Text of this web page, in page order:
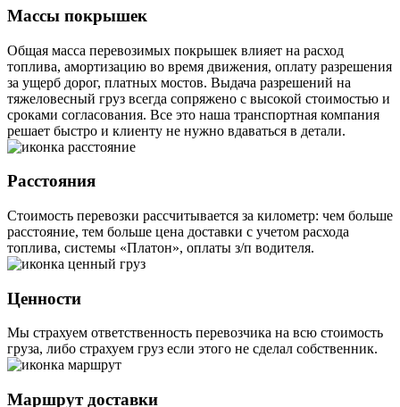
Массы покрышек
Общая масса перевозимых покрышек влияет на расход
топлива, амортизацию во время движения, оплату разрешения
за ущерб дорог, платных мостов. Выдача разрешений на
тяжеловесный груз всегда сопряжено с высокой стоимостью и
сроками согласования. Все это наша транспортная компания
решает быстро и клиенту не нужно вдаваться в детали.
Расстояния
Стоимость перевозки рассчитывается за километр: чем больше
расстояние, тем больше цена доставки с учетом расхода
топлива, системы «Платон», оплаты з/п водителя.
Ценности
Мы страхуем ответственность перевозчика на всю стоимость
груза, либо страхуем груз если этого не сделал собственник.
Маршрут доставки